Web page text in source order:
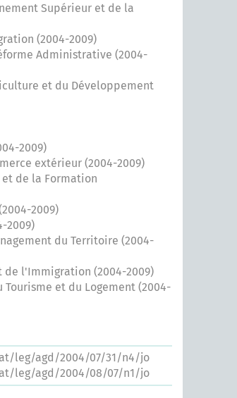
Supérieur et de la
(2004-2009)
Administrative (2004-
et du Développement
2009)
extérieur (2004-2009)
de la Formation
2009)
2009)
du Territoire (2004-
de l'Immigration (2004-2009)
Tourisme et du Logement (2004-
leg/agd/2004/07/31/n4/jo
leg/agd/2004/08/07/n1/jo